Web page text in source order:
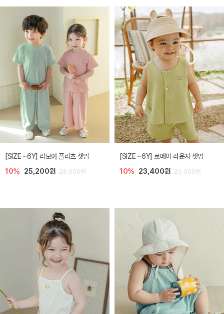
[SIZE ~6Y] 리모어 플리츠 셋업
10% 25,200원 28,000원
[SIZE ~6Y] 로메이 라운지 셋업
10% 23,400원 26,000원